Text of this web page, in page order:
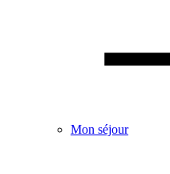
Mon séjour